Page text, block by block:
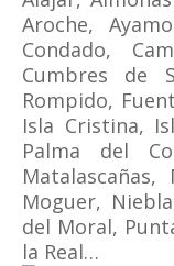
Aroche,
Condado,
Cumbres de
Rompido,
Isla Cristina,
Palma del
Moguer,
del Moral,
la Real…